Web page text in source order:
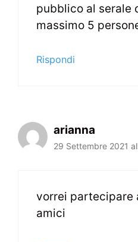
pubblico al serale
massimo 5
Rispondi
arianna
29 Settembre 2021
vorrei partecipare
amici